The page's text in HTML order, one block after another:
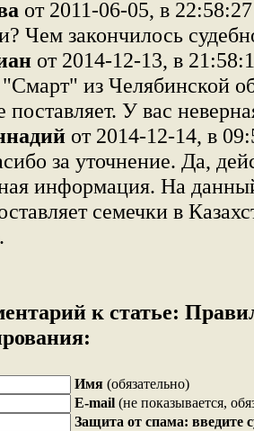
от 2011-06-05, в 22:58:27
Чем закончилось
от 2014-12-13, в
из Челябинской
поставляет. У вас
от 2014-12-14, в
за уточнение. Да,
информация. На
семечки в
к статье:
Имя (обязательно)
E-mail (не показывается,
Защита от спама: введите